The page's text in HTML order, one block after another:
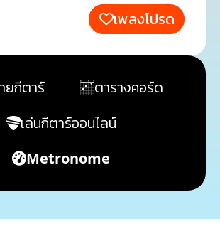
เพลงโปรด
ยกีตาร์
ตารางคอร์ด
เล่นกีตาร์ออนไลน์
Metronome